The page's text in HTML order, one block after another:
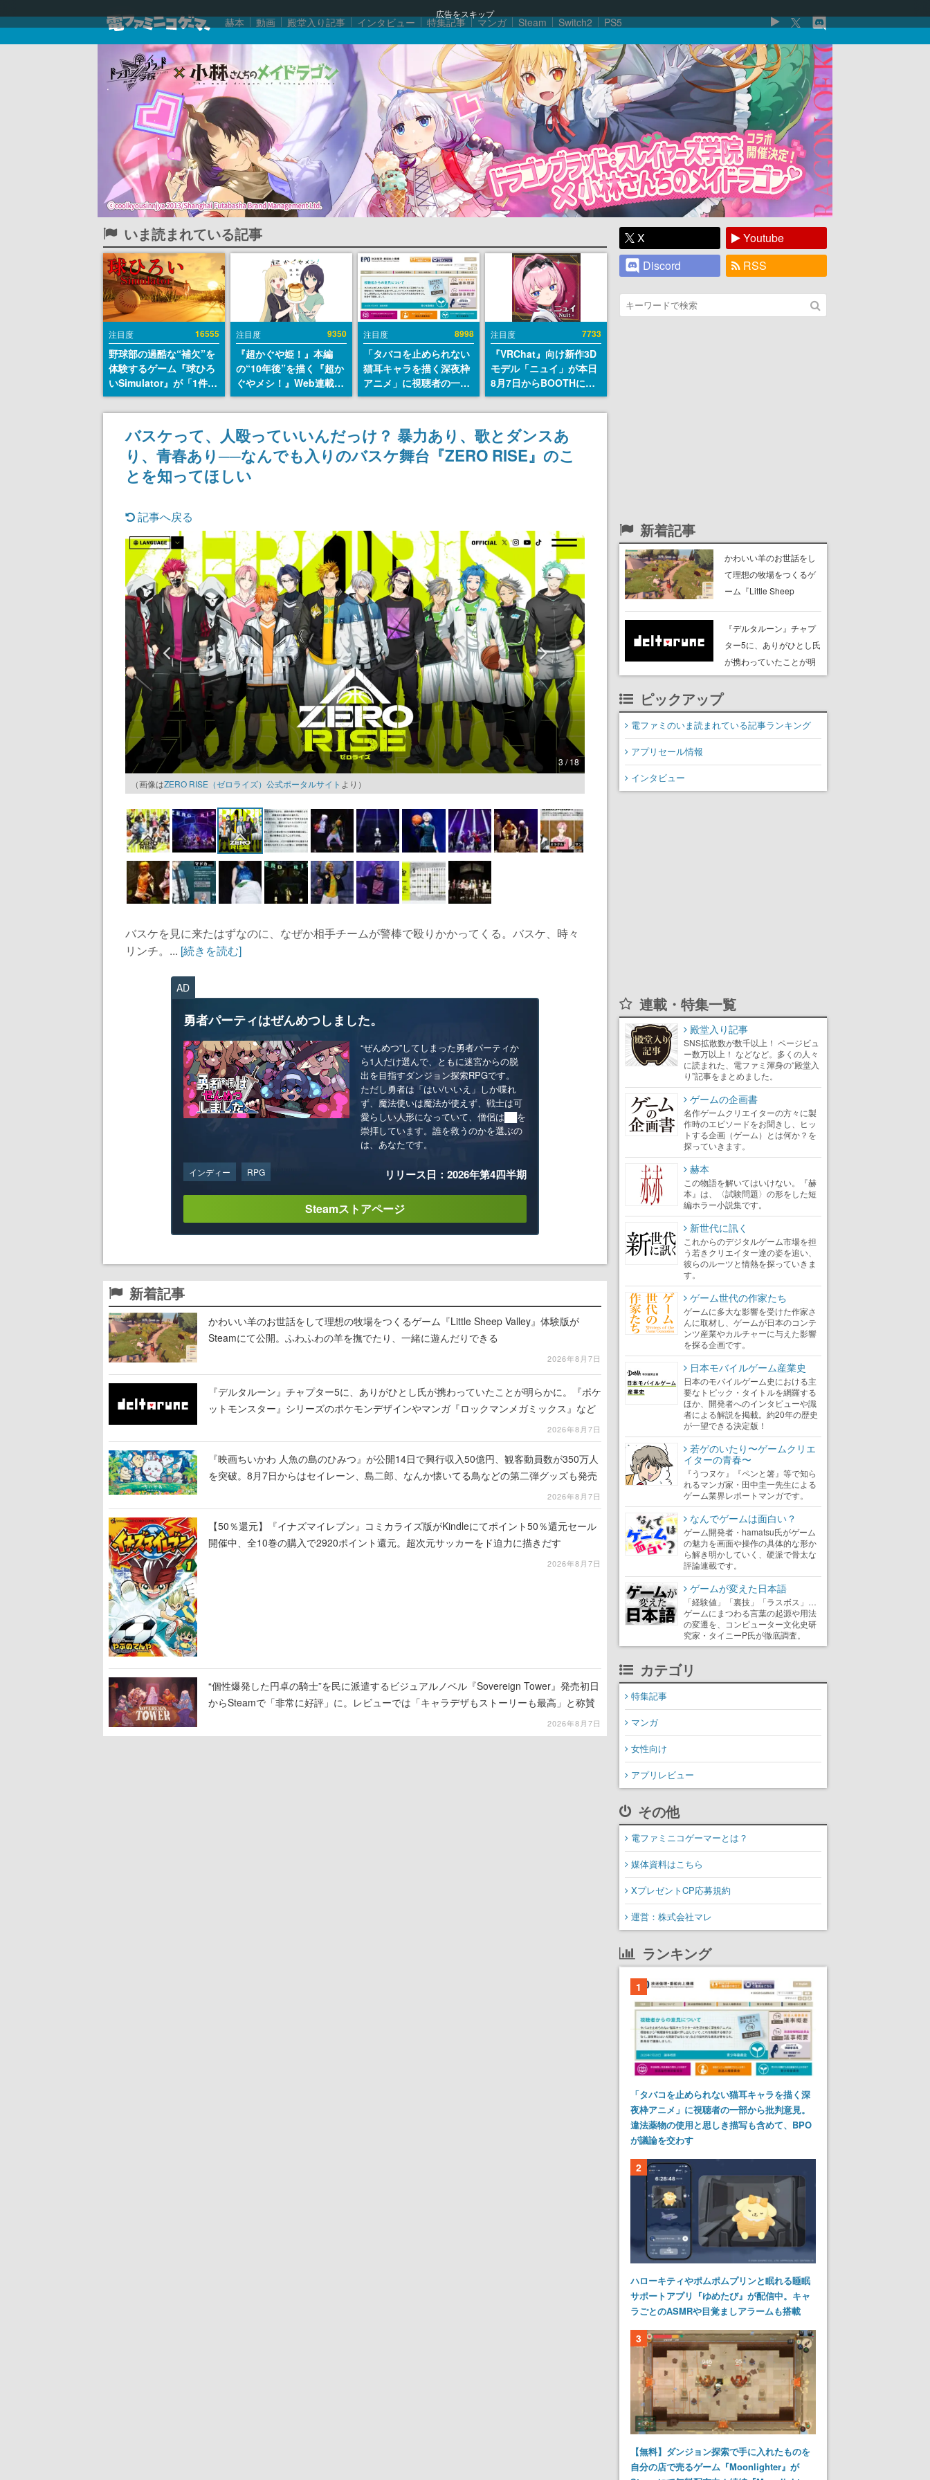
広告をスキップ
赫本 動画 殿堂入り記事 インタビュー 特集記事 マンガ Steam Switch2 PS5
いま読まれている記事
注目度 16555
野球部の過酷な“補欠”を
体験するゲーム『球ひろ
いSimulator』が「1件」
のウィッシュリストをも
とにチェコ語に対応し
SNSで話題に。『キング
ダム・カム』開発元やチ
ェコのプロ野球選手から
称賛の声
注目度 9350
『超かぐや姫！』本編
の“10年後”を描く『超か
ぐやメシ！』Web連載決
定。新たなWebマンガレ
ーベル「ビビビコミッ
ク」にて特別話が掲載ス
タート、あのお話には…
まだ続きがある！
注目度 8998
「タバコを止められない
猫耳キャラを描く深夜枠
アニメ」に視聴者の一部
から批判意見。違法薬物
の使用と思しき描写も含
めて、BPOが議論を交わ
す
注目度 7733
『VRChat』向け新作3D
モデル「ニュイ」が本日
8月7日からBOOTHにて
発売。瞳に光る星や感情
豊かな表情が、小悪魔か
わいい
バスケって、人殴っていいんだっけ？ 暴力あり、歌とダンスあ
り、青春あり──なんでも入りのバスケ舞台『ZERO RISE』のこ
とを知ってほしい
記事へ戻る
3 / 18
（画像はZERO RISE（ゼロライズ）公式ポータルサイト より）
バスケを見に来たはずなのに、なぜか相手チームが警棒で殴りかかってくる。バスケ、時々
リンチ。... [続きを読む]
AD
勇者パーティはぜんめつしました。
“ぜんめつ”してしまった勇者パーティか
ら1人だけ選んで、ともに迷宮からの脱
出を目指すダンジョン探索RPGです。
ただし勇者は「はい/いいえ」しか喋れ
ず、魔法使いは魔法が使えず、戦士は可
愛らしい人形になっていて、僧侶は██を
崇拝しています。誰を救うのかを選ぶの
は、あなたです。
インディー RPG リリース日：2026年第4四半期
Steamストアページ
新着記事
かわいい羊のお世話をして理想の牧場をつくるゲーム『Little Sheep Valley』体験版が
Steamにて公開。ふわふわの羊を撫でたり、一緒に遊んだりできる
2026年8月7日
『デルタルーン』チャプター5に、ありがひとし氏が携わっていたことが明らかに。『ポケ
ットモンスター』シリーズのポケモンデザインやマンガ『ロックマンメガミックス』など
2026年8月7日
『映画ちいかわ 人魚の島のひみつ』が公開14日で興行収入50億円、観客動員数が350万人
を突破。8月7日からはセイレーン、島二郎、なんか懐いてる鳥などの第二弾グッズも発売
2026年8月7日
【50％還元】『イナズマイレブン』コミカライズ版がKindleにてポイント50％還元セール
開催中、全10巻の購入で2920ポイント還元。超次元サッカーをド迫力に描きだす
2026年8月7日
“個性爆発した円卓の騎士”を民に派遣するビジュアルノベル『Sovereign Tower』発売初日
からSteamで「非常に好評」に。レビューでは「キャラデザもストーリーも最高」と称賛
2026年8月7日
X
Youtube
Discord
RSS
新着記事
かわいい羊のお世話をし
て理想の牧場をつくるゲ
ーム『Little Sheep
て公開。ふわふわの羊を
撫でたり、一緒に遊んだ
りできる
『デルタルーン』チャプ
ター5に、ありがひとし氏
が携わっていたことが明
らかに。『ポケットモン
モンデザインやマンガ
『ロックマンメガミック
ピックアップ
電ファミのいま読まれている記事ランキング
アプリセール情報
インタビュー
連載・特集一覧
殿堂入り記事
SNS拡散数が数千以上！ ページビュ
ー数万以上！ などなど。多くの人々
に読まれた、電ファミ渾身の“殿堂入
り”記事をまとめました。
ゲームの企画書
名作ゲームクリエイターの方々に製
作時のエピソードをお聞きし、ヒッ
トする企画（ゲーム）とは何か？を
探っていきます。
赫本
この物語を解いてはいけない。『赫
本』は、〈試験問題〉の形をした短
編ホラー小説集です。
新世代に訊く
これからのデジタルゲーム市場を担
う若きクリエイター達の姿を追い、
彼らのルーツと情熱を探っていきま
す。
ゲーム世代の作家たち
ゲームに多大な影響を受けた作家さ
んに取材し、ゲームが日本のコンテ
ンツ産業やカルチャーに与えた影響
を探る企画です。
日本モバイルゲーム産業史
日本のモバイルゲーム史における主
要なトピック・タイトルを網羅する
ほか、開発者へのインタビューや識
者による解説を掲載。約20年の歴史
が一望できる決定版！
若ゲのいたり〜ゲームクリエ
イターの青春〜
『うつヌケ』『ペンと箸』等で知ら
れるマンガ家・田中圭一先生による
ゲーム業界レポートマンガです。
なんでゲームは面白い？
ゲーム開発者・hamatsu氏がゲーム
の魅力を画面や操作の具体的な形か
ら解き明かしていく、硬派で骨太な
評論連載です。
ゲームが変えた日本語
「経験値」「裏技」「ラスボス」…
ゲームにまつわる言葉の起源や用法
の変遷を、コンピューター文化史研
究家・タイニーP氏が徹底調査。
カテゴリ
特集記事
マンガ
女性向け
アプリレビュー
その他
電ファミニコゲーマーとは？
媒体資料はこちら
XプレゼントCP応募規約
運営：株式会社マレ
ランキング
1
「タバコを止められない猫耳キャラを描く深
夜枠アニメ」に視聴者の一部から批判意見。
違法薬物の使用と思しき描写も含めて、BPO
が議論を交わす
2
ハローキティやポムポムプリンと眠れる睡眠
サポートアプリ『ゆめたび』が配信中。キャ
ラごとのASMRや目覚ましアラームも搭載
3
【無料】ダンジョン探索で手に入れたものを
自分の店で売るゲーム『Moonlighter』が